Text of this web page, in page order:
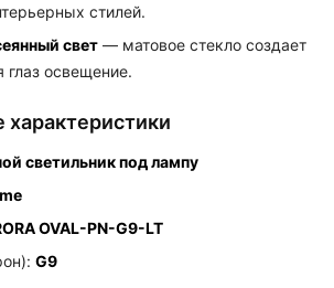
стилей.
свет — матовое стекло создает
глаз освещение.
характеристики
светильник под лампу
OVAL-PN-G9-LT
G9